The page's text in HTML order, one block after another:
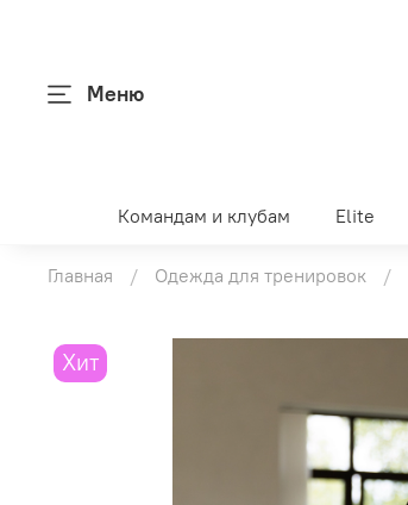
Меню
Командам и клубам Elite
Главная Одежда для тренировок
Хит